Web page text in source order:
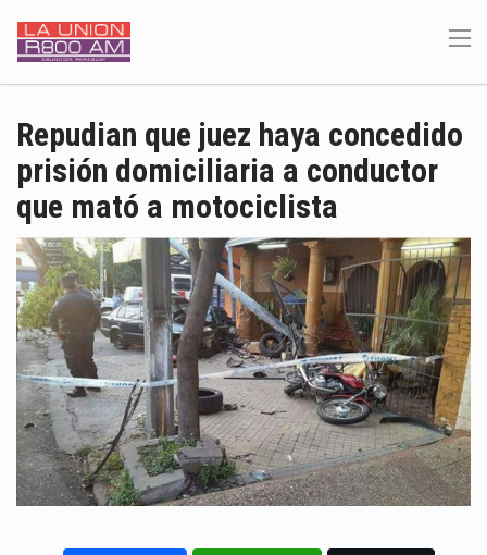
Repudian que juez haya concedido
prisión domiciliaria a conductor
que mató a motociclista